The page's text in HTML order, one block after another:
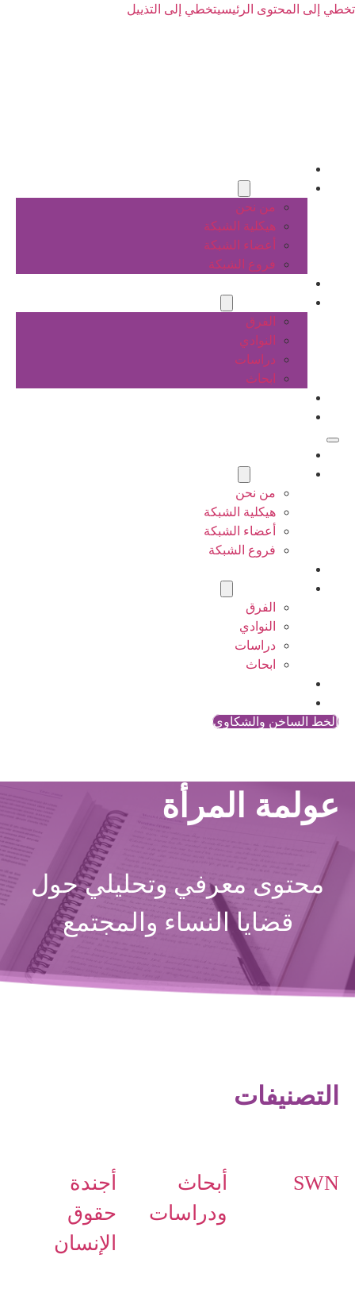
تخطي إلى المحتوى الرئيسيتخطي إلى التذييل
من نحن
هيكلية الشبكة
أعضاء الشبكة
فروع الشبكة
الفرق
النوادي
دراسات
ابحاث
من نحن
هيكلية الشبكة
أعضاء الشبكة
فروع الشبكة
الفرق
النوادي
دراسات
ابحاث
الخط الساخن والشكاوي
عولمة المرأة
محتوى معرفي وتحليلي حول
قضايا النساء والمجتمع
التصنيفات
SWN
أبحاث
ودراسات
أجندة
حقوق
الإنسان